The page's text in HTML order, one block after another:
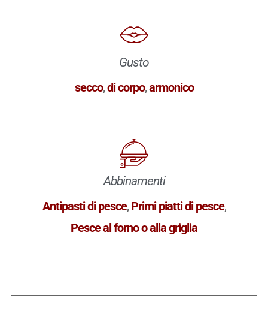
Gusto
secco,di corpo,armonico
Abbinamenti
Antipasti di pesce, Primi piatti di pesce,
Pesce al forno o alla griglia